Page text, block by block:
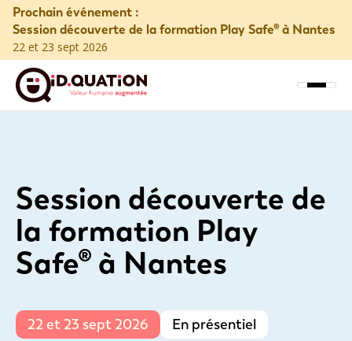
Prochain événement :
Session découverte de la formation Play Safe® à Nantes
22 et 23 sept 2026
Session découverte de
la formation Play
Safe® à Nantes
22 et 23 sept 2026 En présentiel